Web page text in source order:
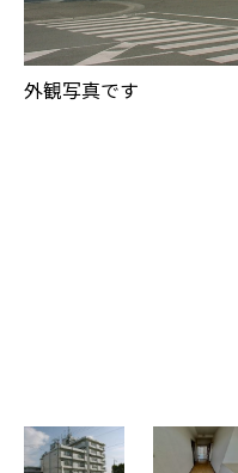
外観写真です